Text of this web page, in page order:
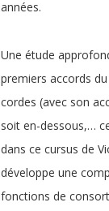
années.
Une étude
premiers accords
cordes (avec son
soit en-dessous,…
dans ce cursus de
développe une
fonctions de